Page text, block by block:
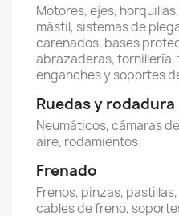
Motores, ejes,
mástil, sistemas de
carenados, bases
abrazaderas,
enganches y soportes
Ruedas y rodadura
Neumáticos, cámaras
aire, rodamientos.
Frenado
Frenos, pinzas,
cables de freno,